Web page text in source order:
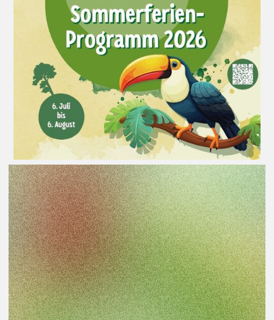
Die Sommerferien sind nicht mehr weit – und mit ihnen
unserBildungsprogramm zu Nachhaltigkeitsthemen
#GreenScreen!
Vom 6. Juli bis 6. August bringen wir euch mit den
Filmen„Arco“ und „Der letzte Walsänger“, „Die Legende
des Wüstenkindes“ und „Jazzy -Chaos im Regenwald“
und dazu passenden Workshop-Angeboten von
Naturkundemuseum,Zoo, GaLaBau e.V. und IkuGa e.V.
bringen wir euch Themen aus Natur undNachhaltigkeit
näher.